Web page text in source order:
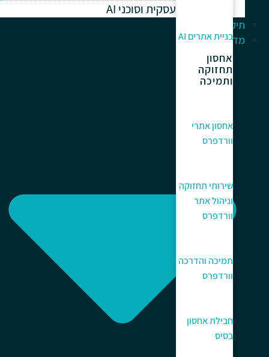
בניית אתרים AI
אחסון
תחזוקה
ותמיכה
אחסון אתרי
וורדפרס
שירותי תחזוקה
וניהול אתר
וורדפרס
תמיכה והדרכה
וורדפרס
חבילת אחסון
בסיס
אוטומציה עסקית וסוכני AI
תיק עבודות
מדריך למתחלים